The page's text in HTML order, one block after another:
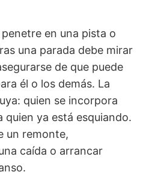
en una pista o
una parada debe mirar
de que puede
él o los demás. La
quien se incorpora
quien ya está esquiando.
un remonte,
caída o arrancar